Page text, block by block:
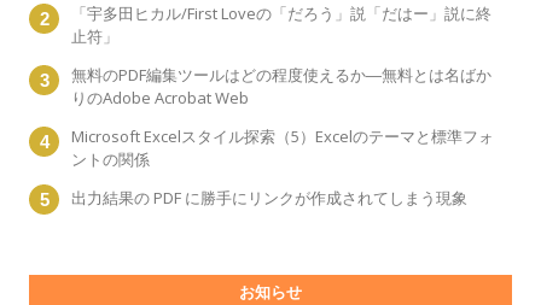
「宇多田ヒカル/First Loveの「だろう」説「だはー」説に終
止符」
無料のPDF編集ツールはどの程度使えるか―無料とは名ばか
りのAdobe Acrobat Web
Microsoft Excelスタイル探索（5）Excelのテーマと標準フォ
ントの関係
出力結果の PDF に勝手にリンクが作成されてしまう現象
お知らせ